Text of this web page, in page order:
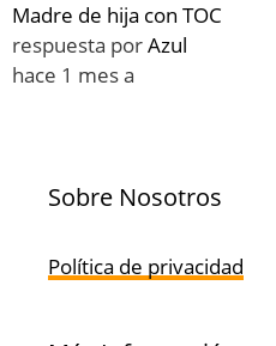
Madre de hija con TOC
respuesta porAzul
hace 1 mes a
Sobre Nosotros
Política de privacidad